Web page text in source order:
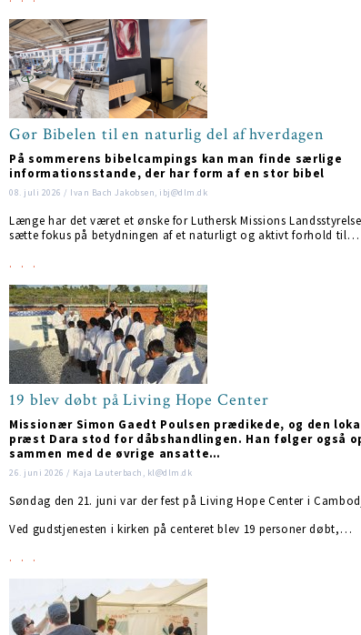
Gør Bibelen til en naturlig del af hverdagen
På sommerens bibelcampings kan man finde særlige
informationsstande, der har form af en stor bibel
08. juli 2026 / Ivan Bach Jakobsen, ibj@dlm.dk
Længe har det været et ønske for Luthersk Missions
sætte fokus på betydningen af et naturligt og aktivt forhold til…
19 blev døbt på Living Hope Center
Missionær Simon Gaedt Poulsen prædikede, og den
præst Dara stod for dåbshandlingen. Han følger også
sammen med de øvrige ansatte…
26. juni 2026 / Kaja Lauterbach, kl@dlm.dk
Søndag den 21. juni var der fest på Living Hope Center i
Ved gudstjenesten i kirken på centeret blev 19 personer døbt,…